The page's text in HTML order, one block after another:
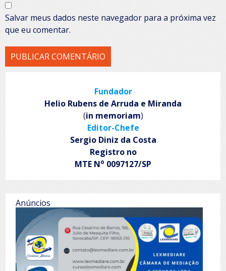
Salvar meus dados neste navegador para a próxima vez
que eu comentar.
Fundador
Helio Rubens de Arruda e Miranda
(in memoriam)
Editor-Chefe
Sergio Diniz da Costa
Registro no
MTE No 0097127/SP
Anúncios